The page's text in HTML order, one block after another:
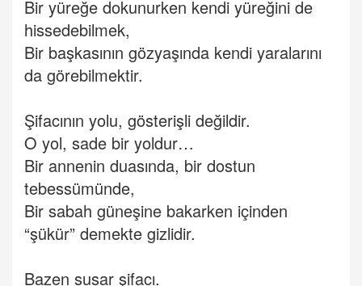
Bir yüreğe dokunurken kendi yüreğini de
hissedebilmek,
Bir başkasının gözyaşında kendi yaralarını
da görebilmektir.
Şifacının yolu, gösterişli değildir.
O yol, sade bir yoldur…
Bir annenin duasında, bir dostun
tebessümünde,
Bir sabah güneşine bakarken içinden
“şükür” demekte gizlidir.
Bazen susar şifacı.